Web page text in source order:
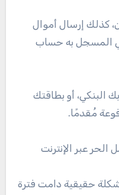
كذلك إرسال أموال
المسجل به حساب
البنكي، أو بطاقتك
مُقدمًا.
الحر عبر الإنترنت
حقيقية دامت فترة